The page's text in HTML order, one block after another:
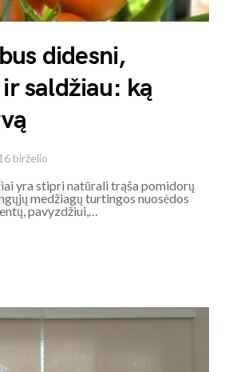
didesni,
saldžiau: ką
birželio
yra stipri natūrali trąša pomidorų
medžiagų turtingos nuosėdos
pavyzdžiui,…